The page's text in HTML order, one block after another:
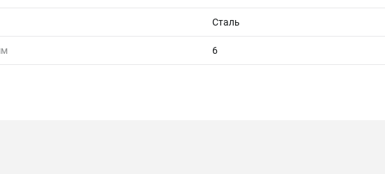
Сталь
6